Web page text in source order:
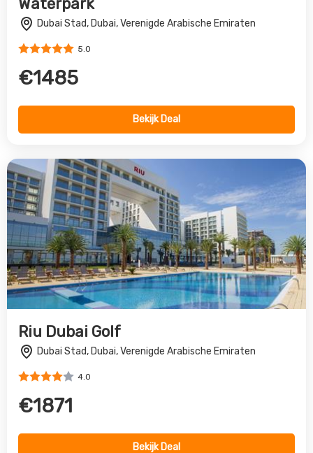
Riu Dubai Golf
Dubai Stad, Dubai, Verenigde Arabische Emiraten
€1871
Bekijk Deal
Vorige Volgende
All inclusive reis naar Dubai
Hoewel de economie in Dubai draait op olie, is het nog
steeds een relatief betaalbare bestemming met veel
zijn inclusief eten en entertainment, zodat je het meeste uit je
Khalifa, de hoogste wolkenkrabber ter wereld, kun je met een